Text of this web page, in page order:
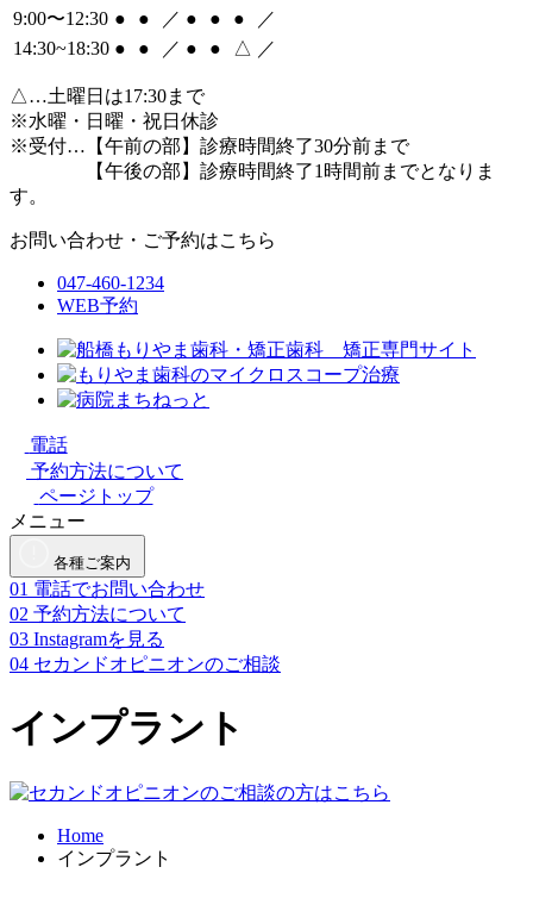
9:00〜12:30 ● ● ／ ● ● ●
／
14:30~18:30 ● ● ／ ● ● △ ／
△…土曜日は17:30まで
※水曜・日曜・祝日休診
※受付…【午前の部】診療時間終了30分前まで
【午後の部】診療時間終了1時間前までとなりま
す。
お問い合わせ・ご予約はこちら
047-460-1234
WEB予約
電話
予約方法について
ページトップ
メニュー
各種ご案内
01 電話でお問い合わせ
02 予約方法について
03 Instagramを見る
04 セカンドオピニオンのご相談
インプラント
Home
インプラント